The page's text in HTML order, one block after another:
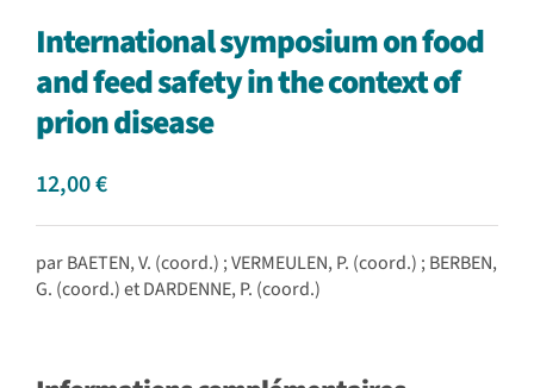
International
symposium
on
food
and
in
context
of
International symposium on food
and feed safety in the context of
prion disease
12,00€
par BAETEN, V. (coord.) ; VERMEULEN, P. (coord.) ; BERBEN,
G. (coord.) et DARDENNE, P. (coord.)